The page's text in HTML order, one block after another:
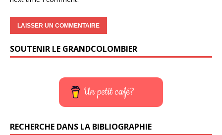
SOUTENIR LE GRANDCOLOMBIER
Un petit café?
RECHERCHE DANS LA BIBLIOGRAPHIE